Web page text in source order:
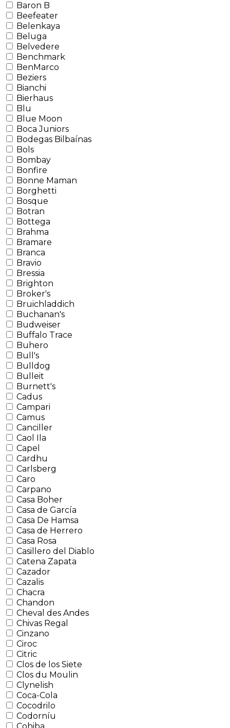
Baron B
Beefeater
Belenkaya
Beluga
Belvedere
Benchmark
BenMarco
Beziers
Bianchi
Bierhaus
Blu
Blue Moon
Boca Juniors
Bodegas Bilbaínas
Bols
Bombay
Bonfire
Bonne Maman
Borghetti
Bosque
Botran
Bottega
Brahma
Bramare
Branca
Bravio
Bressia
Brighton
Broker's
Bruichladdich
Buchanan's
Budweiser
Buffalo Trace
Buhero
Bull's
Bulldog
Bulleit
Burnett's
Cadus
Campari
Camus
Canciller
Caol Ila
Capel
Cardhu
Carlsberg
Caro
Carpano
Casa Boher
Casa de García
Casa De Hamsa
Casa de Herrero
Casa Rosa
Casillero del Diablo
Catena Zapata
Cazador
Cazalis
Chacra
Chandon
Cheval des Andes
Chivas Regal
Cinzano
Ciroc
Citric
Clos de los Siete
Clos du Moulin
Clynelish
Coca-Cola
Cocodrilo
Codorníu
Cohiba